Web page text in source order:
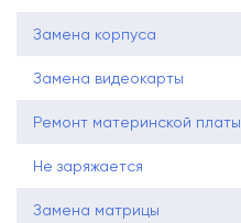
Замена корпуса
Замена видеокарты
Ремонт материнской платы
Не заряжается
Замена матрицы